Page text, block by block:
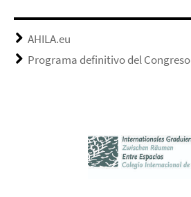
AHILA.eu
Programa definitivo del Congreso